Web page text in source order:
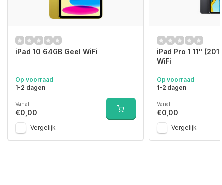
iPad 10 64GB Geel WiFi
Op voorraad
1-2 dagen
Vanaf
€0,00
Vergelijk
iPad Pro 1 11"
WiFi
Op voorraad
1-2 dagen
Vanaf
€0,00
Vergelijk